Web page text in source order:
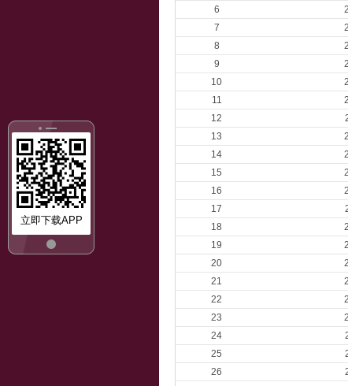
立即下载APP
6
7
8
9
10
11
12
13
14
15
16
17
18
19
20
21
22
23
24
25
26